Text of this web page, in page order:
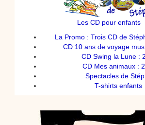
Les CD pour enfants
La Promo : Trois CD de
CD 10 ans de voyage
CD Swing la Lune :
CD Mes animaux :
Spectacles de
T-shirts enfants